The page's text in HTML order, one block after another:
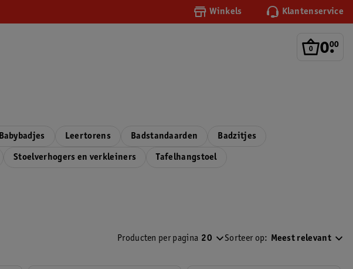
Winkels Klantenservice
0.
00
Babybadjes Leertorens Badstandaarden Badzitjes
Stoelverhogers en verkleiners Tafelhangstoel
Producten per pagina 20 Sorteer op: Meest relevant